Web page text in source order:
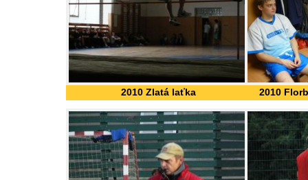
2010 Zlatá laťka 2010